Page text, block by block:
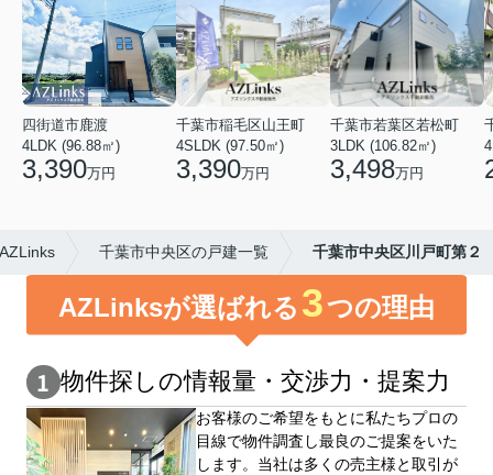
四街道市鹿渡
4LDK (96.88㎡)
3,390万円
千葉市稲毛区山王町
4SLDK (97.50㎡)
3,390万円
千葉市若葉区若松町
3LDK (106.82㎡)
3,498万円
千葉市中央区の戸建一覧 千葉市中央区川戸町第２
AZLinksが選ばれる 3つの理由
物件探しの情報量・交渉⼒・提案⼒
お客様のご希望をもとに私たちプロの
目線で物件調査し最良のご提案をいた
します。当社は多くの売主様と取引が